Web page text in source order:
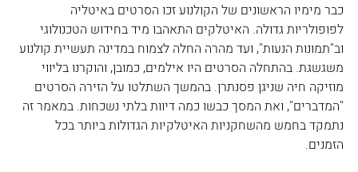
כבר מימיו הראשונים של הקולנוע זכו הסרטים באיטליה
לפופולריות גדולה. האיטלקים התאהבו מיד בחידוש הטכנולוגי
וב"תמונות הנעות", ועד מהרה החלה לצמוח במדינה תעשיית קולנוע
משגשגת. בהתחלה הסרטים היו אילמים, כמובן, והוקרנו בליווי
מוזיקה חיה שניגן פסנתרן. בהמשך השתלטו על הזירה הסרטים
"המדברים", ואת המסך כבשו כמה דיוות בלתי נשכחות. במאמר זה
נתמקד בחמש מהשחקניות האיטלקיות הגדולות ביותר בכל
הזמנים.